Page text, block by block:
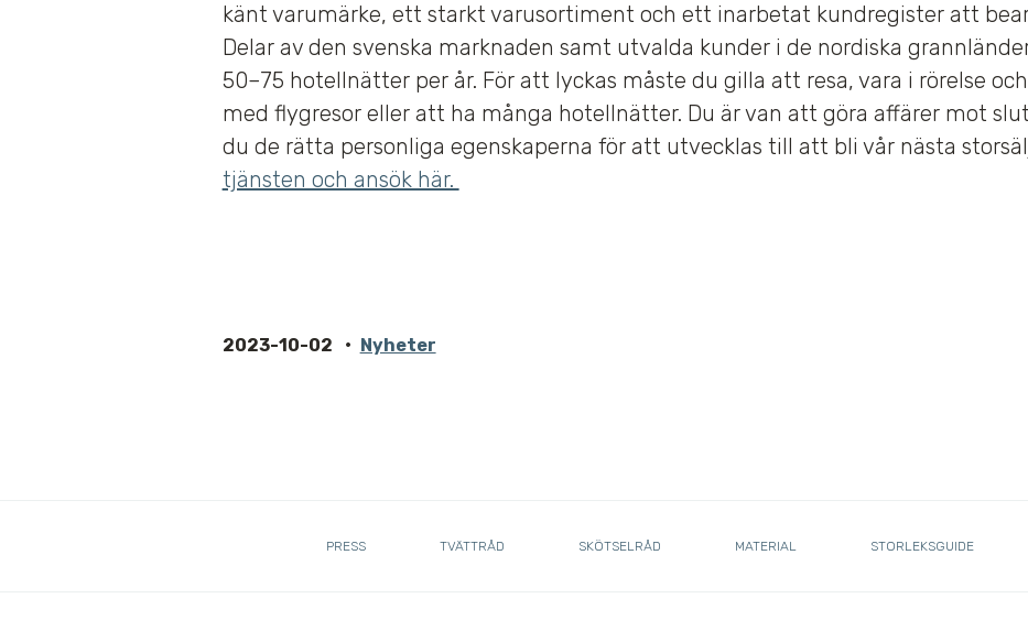
känt varumärke, ett starkt varusortiment och ett inarbetat kundregister att
Delar av den svenska marknaden samt utvalda kunder i de nordiska
50–75 hotellnätter per år. För att lyckas måste du gilla att resa, vara i rörelse
med flygresor eller att ha många hotellnätter. Du är van att göra affärer mot
du de rätta personliga egenskaperna för att utvecklas till att bli vår nästa
tjänsten och ansök här.
2023-10-02 Nyheter
PRESS TVÄTTRÅD SKÖTSELRÅD MATERIAL STORLEKSGUIDE